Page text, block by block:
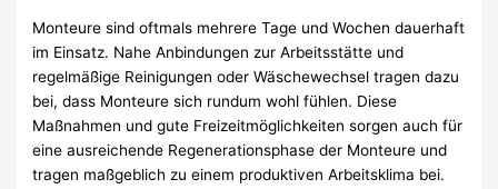
Monteure sind oftmals mehrere Tage und Wochen dauerhaft
im Einsatz. Nahe Anbindungen zur Arbeitsstätte und
regelmäßige Reinigungen oder Wäschewechsel tragen dazu
bei, dass Monteure sich rundum wohl fühlen. Diese
Maßnahmen und gute Freizeitmöglichkeiten sorgen auch für
eine ausreichende Regenerationsphase der Monteure und
tragen maßgeblich zu einem produktiven Arbeitsklima bei.